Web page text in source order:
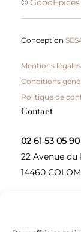
©GoodEpices
Conception
Mentions légales
Conditions
Politique de
Contact
02 61 53 05 90
22 Avenue du
14460
Contactez-